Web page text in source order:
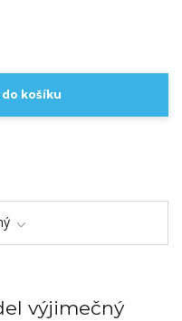
košíku
výjimečný